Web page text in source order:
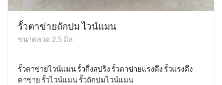
รั้วตาข่ายถักปม ไวน์แมน
ขนาดลวด 2.5 มิล
รั้วตาข่ายไวน์แมน รั้วกึ่งสปริง รั้วตาข่ายแรงดึง รั้วแรงดึง
ตาข่าย รั้วไวน์แมน รั้วถักปมไวน์แมน